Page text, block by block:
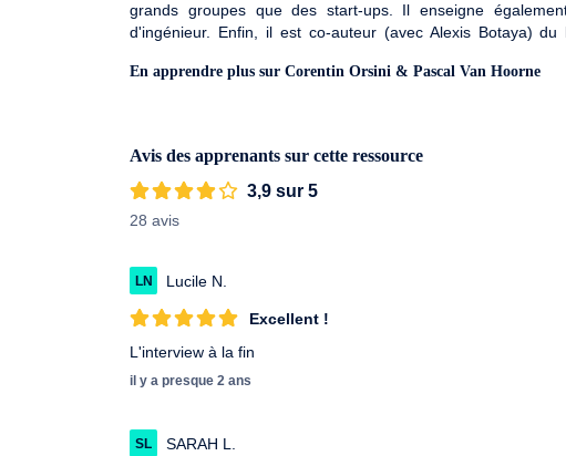
grands groupes que des start-ups. Il enseigne
d'ingénieur. Enfin, il est co-auteur (avec Alexis Botaya)
marché d'abord en tant que Responsable
blog pour devenir "infopreneur". Il est aussi conférencier et a
En apprendre plus sur Corentin Orsini & Pascal Van Hoorne
Avis des apprenants sur cette ressource
3,9 sur 5
28 avis
LN Lucile N.
Excellent !
L'interview à la fin
il y a presque 2 ans
SL SARAH L.